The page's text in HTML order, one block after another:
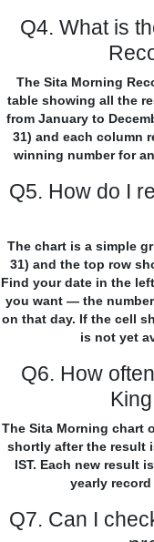
Q4. What is
The Sita Morning
table showing all the
from January to
31) and each column
winning number for
Q5. How do I
The chart is a simple
31) and the top row
Find your date in the
you want — the
on that day. If the cell
is not yet
Q6. How
The Sita Morning chart
shortly after the result
IST. Each new result
yearly
Q7. Can I